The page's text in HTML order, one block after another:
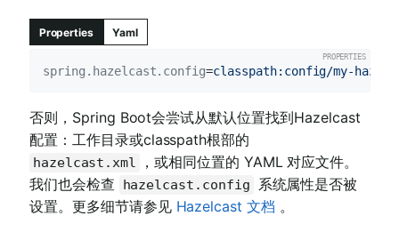
Properties Yaml
spring.hazelcast.config=classpath:config/my-
否则，Spring Boot会尝试从默认位置找到Hazelcast
配置：工作目录或classpath根部的
hazelcast.xml
，或相同位置的 YAML 对应文件。
我们也会检查
hazelcast.config
系统属性是否被
设置。更多细节请参见 Hazelcast 文档 。